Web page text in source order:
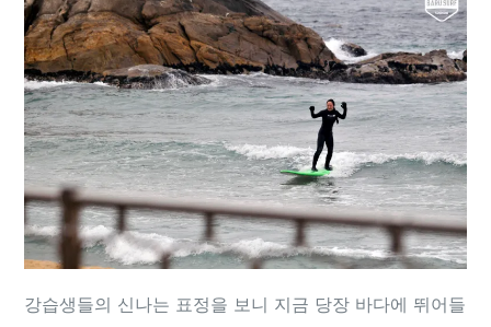
강습생들의 신나는 표정을 보니 지금 당장 바다에 뛰어들